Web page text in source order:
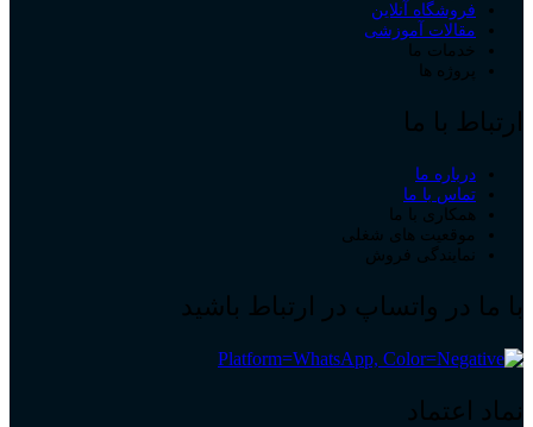
فروشگاه آنلاین
مقالات آموزشی
خدمات ما
پروژه ها
ارتباط با ما
درباره ما
تماس با ما
همکاری با ما
موقعیت های شغلی
نمایندگی فروش
با ما در واتساپ در ارتباط باشید
نماد اعتماد